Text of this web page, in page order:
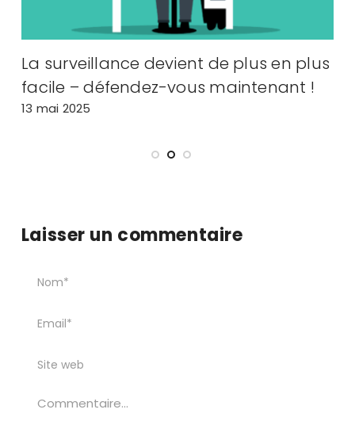
La surveillance devient de plus en plus
facile – défendez-vous maintenant !
13 mai 2025
Laisser un commentaire